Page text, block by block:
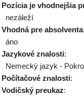
Pozícia je vhodnejšia
nezáleží
Vhodná pre absolventa
áno
Jazykové znalosti:
Nemecký jazyk -
Počítačové znalosti:
Vodičský preukaz: